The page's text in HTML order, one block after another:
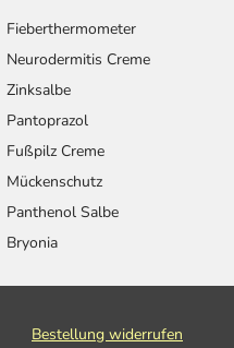
Fieberthermometer
Neurodermitis Creme
Zinksalbe
Pantoprazol
Fußpilz Creme
Mückenschutz
Panthenol Salbe
Bryonia
Bestellung widerrufen